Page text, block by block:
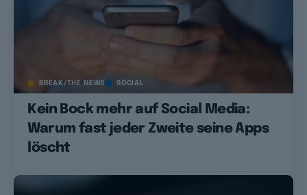
BREAK/THE NEWS SOCIAL
Kein Bock mehr auf Social Media:
Warum fast jeder Zweite seine Apps
löscht